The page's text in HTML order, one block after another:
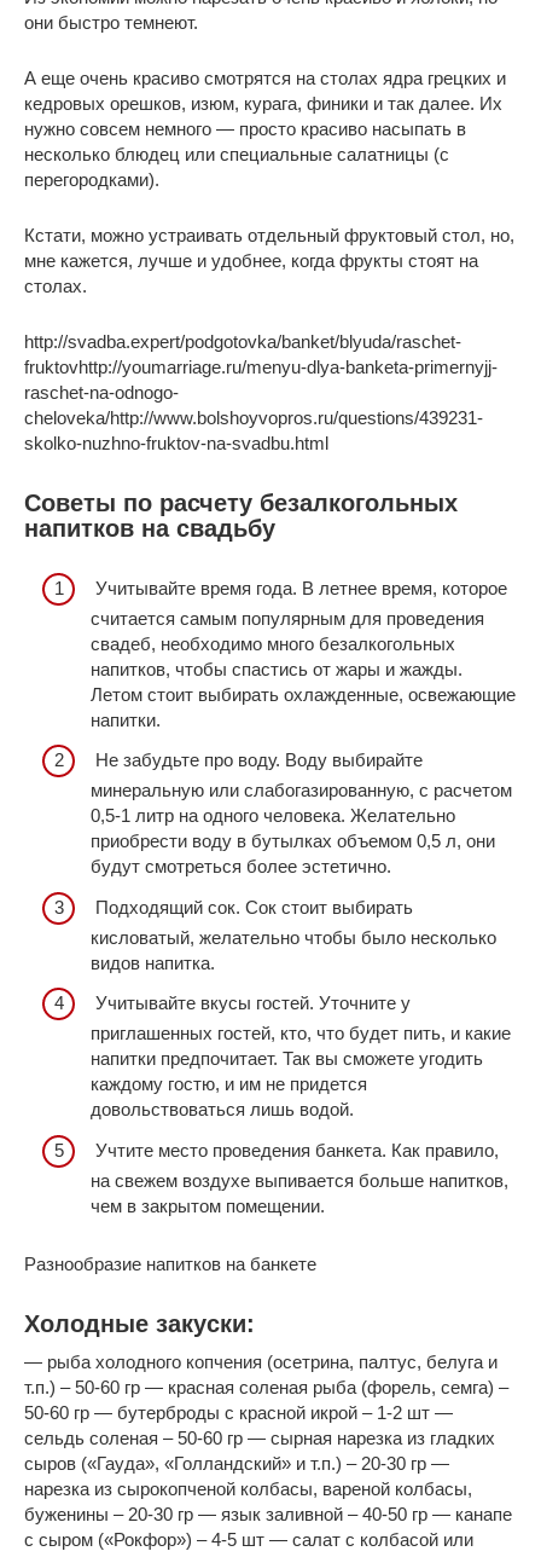
они быстро темнеют.
А еще очень красиво смотрятся на столах ядра грецких и
кедровых орешков, изюм, курага, финики и так далее. Их
нужно совсем немного — просто красиво насыпать в
несколько блюдец или специальные салатницы (с
перегородками).
Кстати, можно устраивать отдельный фруктовый стол, но,
мне кажется, лучше и удобнее, когда фрукты стоят на
столах.
http://svadba.expert/podgotovka/banket/blyuda/raschet-
fruktovhttp://youmarriage.ru/menyu-dlya-banketa-primernyjj-
raschet-na-odnogo-
cheloveka/http://www.bolshoyvopros.ru/questions/439231-
skolko-nuzhno-fruktov-na-svadbu.html
Советы по расчету безалкогольных
напитков на свадьбу
Учитывайте время года. В летнее время, которое
считается самым популярным для проведения
свадеб, необходимо много безалкогольных
напитков, чтобы спастись от жары и жажды.
Летом стоит выбирать охлажденные, освежающие
напитки.
Не забудьте про воду. Воду выбирайте
минеральную или слабогазированную, с расчетом
0,5-1 литр на одного человека. Желательно
приобрести воду в бутылках объемом 0,5 л, они
будут смотреться более эстетично.
Подходящий сок. Сок стоит выбирать
кисловатый, желательно чтобы было несколько
видов напитка.
Учитывайте вкусы гостей. Уточните у
приглашенных гостей, кто, что будет пить, и какие
напитки предпочитает. Так вы сможете угодить
каждому гостю, и им не придется
довольствоваться лишь водой.
Учтите место проведения банкета. Как правило,
на свежем воздухе выпивается больше напитков,
чем в закрытом помещении.
Разнообразие напитков на банкете
Холодные закуски:
— рыба холодного копчения (осетрина, палтус, белуга и
т.п.) – 50-60 гр — красная соленая рыба (форель, семга) –
50-60 гр — бутерброды с красной икрой – 1-2 шт —
сельдь соленая – 50-60 гр — сырная нарезка из гладких
сыров («Гауда», «Голландский» и т.п.) – 20-30 гр —
нарезка из сырокопченой колбасы, вареной колбасы,
буженины – 20-30 гр — язык заливной – 40-50 гр — канапе
с сыром («Рокфор») – 4-5 шт — салат с колбасой или